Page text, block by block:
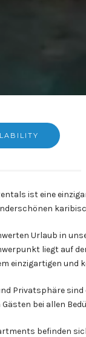
ist eine
Urlaub in
liegt auf
einzigartigen
Privatsphäre sind
bei allen
befinden